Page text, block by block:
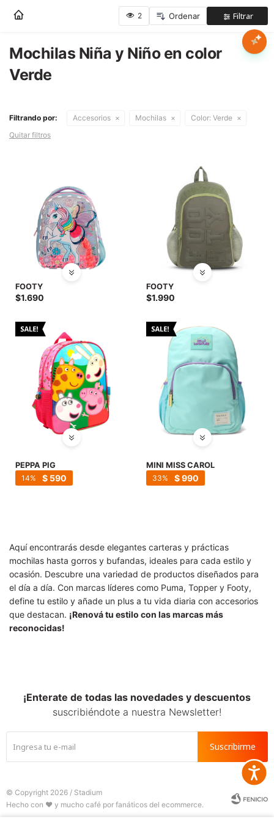
Nota:
este
web
incluye
un
accesibilidad.
Mochilas Niña y Niño en color
Verde
Filtrando por: Accesorios Mochilas Color: Verde
Quitar filtros
FOOTY
$1.690
FOOTY
$1.990
PEPPA PIG
$ 590
14
MINI MISS CAROL
$990
33
Aquí encontrarás desde elegantes carteras y prácticas
mochilas hasta gorros y bufandas, ideales para cada estilo y
ocasión. Descubre una variedad de productos diseñados para
el día a día. Con marcas líderes como Puma, Topper y Footy,
define tu estilo y añade un plus a tu vida diaria con accesorios
que destacan. ¡Renová tu estilo con las marcas más
reconocidas!
¡Enterate de todas las novedades y descuentos
suscribiéndote a nuestra Newsletter!
Suscribirme
© Copyright 2026 / Stadium
Mujer
Marcas
Novedades
      